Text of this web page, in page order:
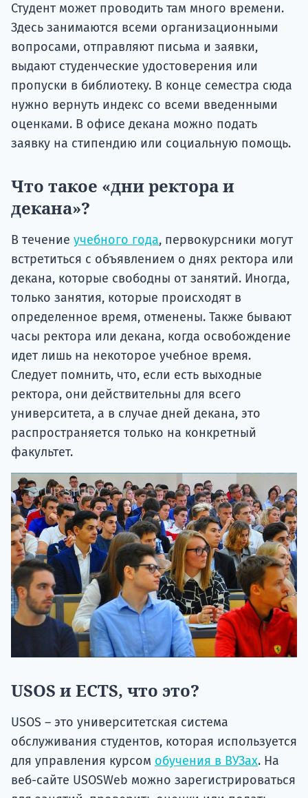
Студент может проводить там много времени.
Здесь занимаются всеми организационными
вопросами, отправляют письма и заявки,
выдают студенческие удостоверения или
пропуски в библиотеку. В конце семестра сюда
нужно вернуть индекс со всеми введенными
оценками. В офисе декана можно подать
заявку на стипендию или социальную помощь.
Что такое «дни ректора и
декана»?
В течение учебного года, первокурсники могут
встретиться с объявлением о днях ректора или
декана, которые свободны от занятий. Иногда,
только занятия, которые происходят в
определенное время, отменены. Также бывают
часы ректора или декана, когда освобождение
идет лишь на некоторое учебное время.
Следует помнить, что, если есть выходные
ректора, они действительны для всего
университета, а в случае дней декана, это
распространяется только на конкретный
факультет.
USOS и ECTS, что это?
USOS – это университетская система
обслуживания студентов, которая используется
для управления курсом обучения в ВУЗах. На
веб-сайте USOSWeb можно зарегистрироваться